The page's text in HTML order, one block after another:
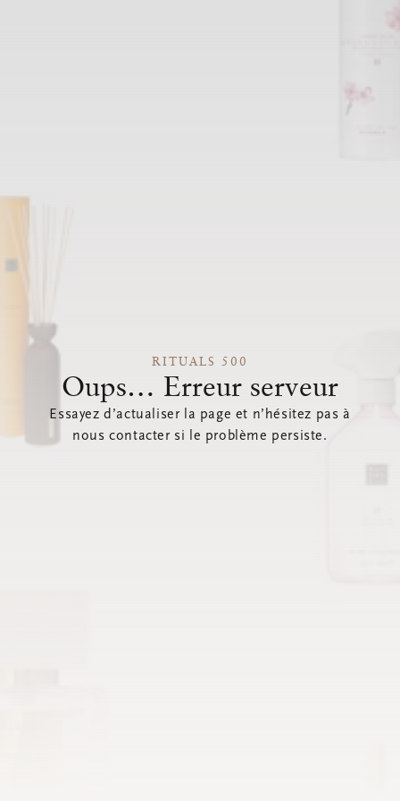
RITUALS 500
Oups… Erreur serveur
Essayez d’actualiser la page et n’hésitez pas à
nous contacter si le problème persiste.